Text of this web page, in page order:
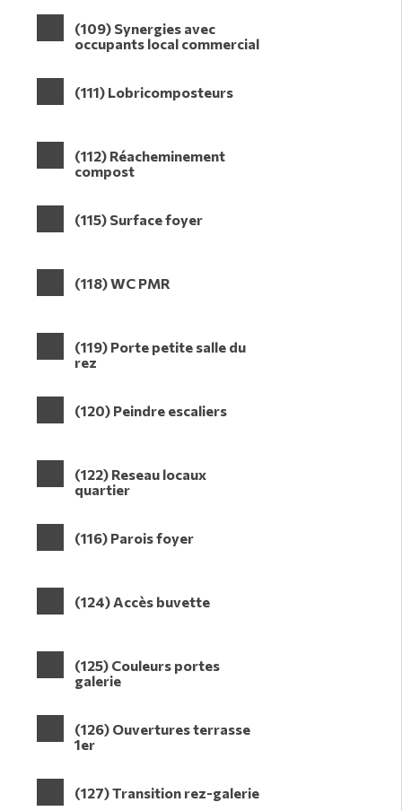
(109) Synergies avec
occupants local commercial
(111) Lobricomposteurs
(112) Réacheminement
compost
(115) Surface foyer
(118) WC PMR
(119) Porte petite salle du
rez
(120) Peindre escaliers
(122) Reseau locaux
quartier
(116) Parois foyer
(124) Accès buvette
(125) Couleurs portes
galerie
(126) Ouvertures terrasse
1er
(127) Transition rez-galerie